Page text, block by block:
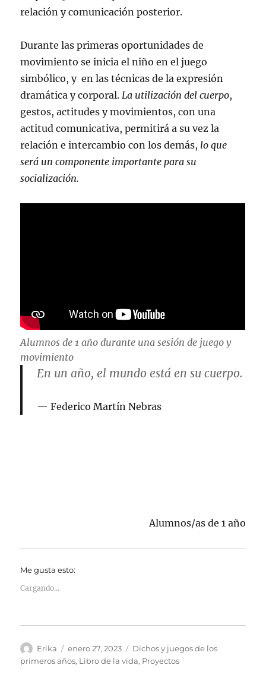
relación y comunicación posterior.
Durante las primeras oportunidades de
movimiento se inicia el niño en el juego
simbólico, y en las técnicas de la expresión
dramática y corporal. La utilización del cuerpo,
gestos, actitudes y movimientos, con una
actitud comunicativa, permitirá a su vez la
relación e intercambio con los demás, lo que
será un componente importante para su
socialización.
Alumnos de 1 año durante una sesión de juego y
movimiento
En un año, el mundo está en su cuerpo.
Federico Martín Nebras
Alumnos/as de 1 año
Me gusta esto:
Cargando...
Autor
Erika
Publicado
el
enero 27, 2023 Categorías
Dichos y juegos de los
primeros años, Libro de la vida, Proyectos